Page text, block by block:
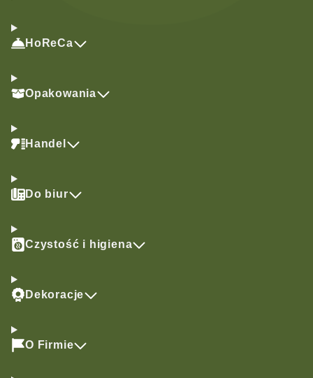
HoReCa
Opakowania
Handel
Do biur
Czystość i higiena
Dekoracje
O Firmie